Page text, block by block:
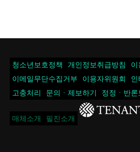
청소년보호정책 개인정보취급방침
이
이메일무단수집거부
이용자위원회
인
고충처리
문의ㆍ제보하기 정정ㆍ반론
매체소개 필진소개